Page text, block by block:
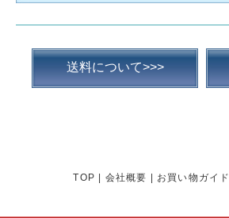
送料について>>>
TOP 会社概要 お買い物ガイド